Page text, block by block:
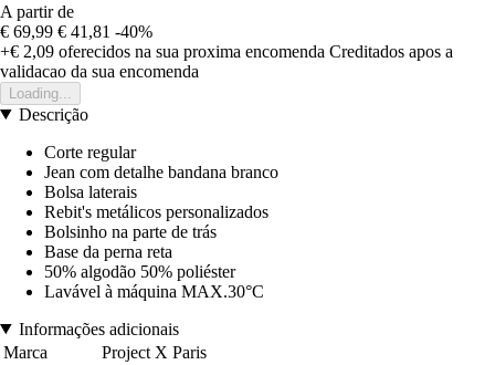
A partir de
€ 69,99 € 41,81 -40%
+€ 2,09 oferecidos na sua proxima encomenda Creditados apos a
validacao da sua encomenda
Loading...
Descrição
Corte regular
Jean com detalhe bandana branco
Bolsa laterais
Rebit's metálicos personalizados
Bolsinho na parte de trás
Base da perna reta
50% algodão 50% poliéster
Lavável à máquina MAX.30°C
Informações adicionais
Marca
Project X Paris